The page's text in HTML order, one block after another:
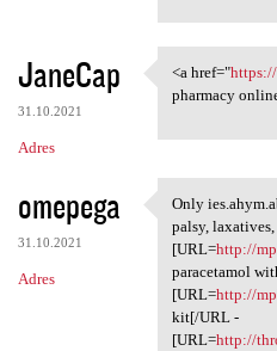
JaneCap
31.10.2021
Adres
<a
<a href="
pharmacy
omepega
31.10.2021
Adres
Only
Only
palsy, laxatives,
[URL=http://
paracetamol
[URL=http://
kit[/URL -
[URL=http://